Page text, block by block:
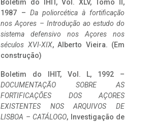
Boletim do IHIT, Vol. XLV, Tomo II,
1987 – Da poliorcética à fortificação
nos Açores – Introdução ao estudo do
sistema defensivo nos Açores nos
séculos XVI-XIX, Alberto Vieira. (Em
construção)
Boletim do IHIT, Vol. L, 1992 –
DOCUMENTAÇÃO SOBRE AS
FORTIFICAÇÕES DOS AÇORES
EXISTENTES NOS ARQUIVOS DE
LISBOA – CATÁLOGO, Investigação de